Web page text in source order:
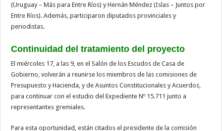
(Uruguay – Más para Entre Ríos) y Hernán Méndez (Islas – Juntos por
Entre Ríos). Además, participaron diputados provinciales y
periodistas.
Continuidad del tratamiento del proyecto
El miércoles 17, a las 9, en el Salón de los Escudos de Casa de
Gobierno, volverán a reunirse los miembros de las comisiones de
Presupuesto y Hacienda, y de Asuntos Constitucionales y Acuerdos,
para continuar con el estudio del Expediente Nº 15.711 junto a
representantes gremiales.
Para esta oportunidad, están citados el presidente de la comisión